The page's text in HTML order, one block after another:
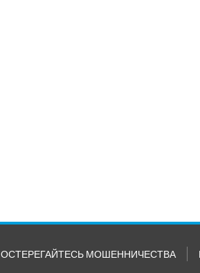
ОСТЕРЕГАЙТЕСЬ МОШЕННИЧЕСТВА